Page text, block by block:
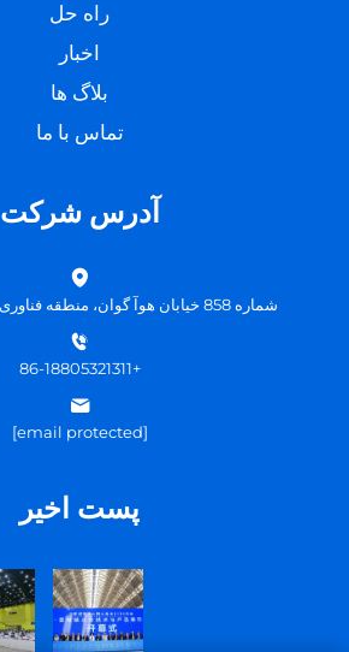
راه حل
اخبار
بلاگ ها
تماس با ما
آدرس شرکت
شماره 858 خیابان هوآ گوان، منطقه فناوری بالا، چینگ‌داو، چین
+86-18805321311
[email protected]
پست اخیر